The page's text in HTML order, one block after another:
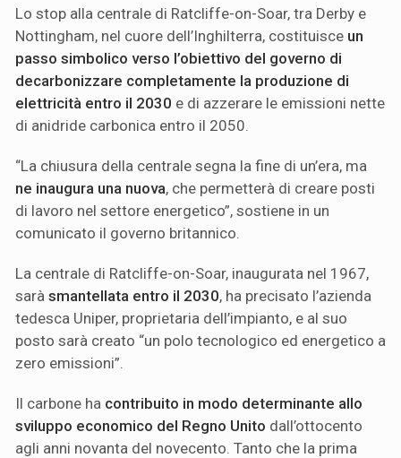
Lo stop alla centrale di Ratcliffe-on-Soar, tra Derby e
Nottingham, nel cuore dell’Inghilterra, costituisce un
passo simbolico verso l’obiettivo del governo di
decarbonizzare completamente la produzione di
elettricità entro il 2030 e di azzerare le emissioni nette
di anidride carbonica entro il 2050.
“La chiusura della centrale segna la fine di un’era, ma
ne inaugura una nuova, che permetterà di creare posti
di lavoro nel settore energetico”, sostiene in un
comunicato il governo britannico.
La centrale di Ratcliffe-on-Soar, inaugurata nel 1967,
sarà smantellata entro il 2030, ha precisato l’azienda
tedesca Uniper, proprietaria dell’impianto, e al suo
posto sarà creato “un polo tecnologico ed energetico a
zero emissioni”.
Il carbone ha contribuito in modo determinante allo
sviluppo economico del Regno Unito dall’ottocento
agli anni novanta del novecento. Tanto che la prima